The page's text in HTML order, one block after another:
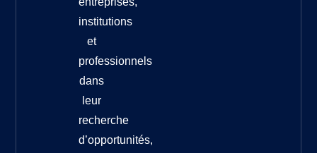
institutions
et
professionnels
dans
leur
recherche
d’opportunités,